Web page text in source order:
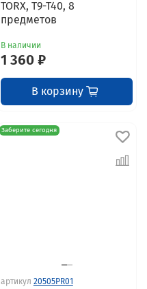
TORX, T9-T40, 8
предметов
В наличии
1 360 ₽
В корзину
Заберите сегодня
артикул 20505PR01